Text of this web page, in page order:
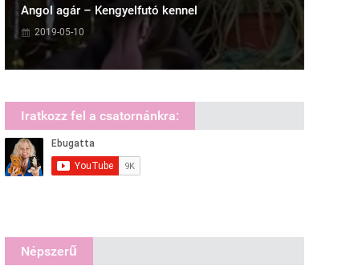
Angol agár – Kengyelfutó kennel
2019-05-10
Iratkozz fel a csatornánkra:
Népszerű